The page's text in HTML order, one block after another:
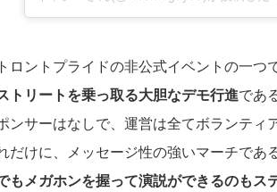
ロントプライドの非公式イベントの一つ
トリートを乗っ取る大胆なデモ行進であ
ンサーはなしで、運営は全てボランティ
だけに、メッセージ性の強いマーチである
もメガホンを握って演説ができるのもス